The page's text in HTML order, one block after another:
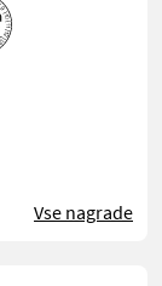
Vse nagrade